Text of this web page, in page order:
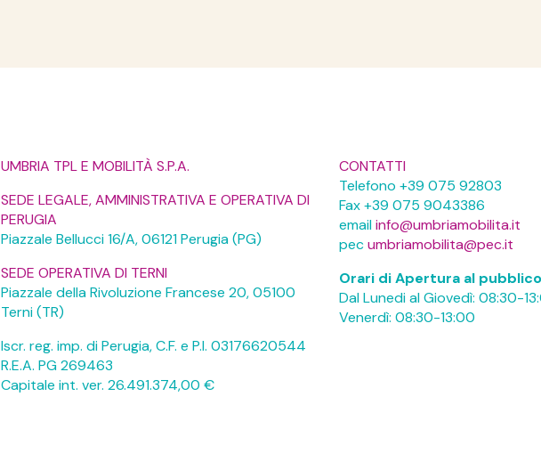
UMBRIA TPL E MOBILITÀ S.P.A.
SEDE LEGALE, AMMINISTRATIVA E OPERATIVA DI
PERUGIA
Piazzale Bellucci 16/A, 06121 Perugia (PG)
SEDE OPERATIVA DI TERNI
Piazzale della Rivoluzione Francese 20, 05100
Terni (TR)
Iscr. reg. imp. di Perugia, C.F. e P.I. 03176620544
R.E.A. PG 269463
Capitale int. ver. 26.491.374,00 €
CONTATTI
Telefono +39 075 92803
Fax +39 075 9043386
emailinfo@umbriamobilita.it
pecumbriamobilita@pec.it
Orari di Apertura al pubblico
Dal Lunedi al Giovedì: 08:30-
Venerdì: 08:30-13:00